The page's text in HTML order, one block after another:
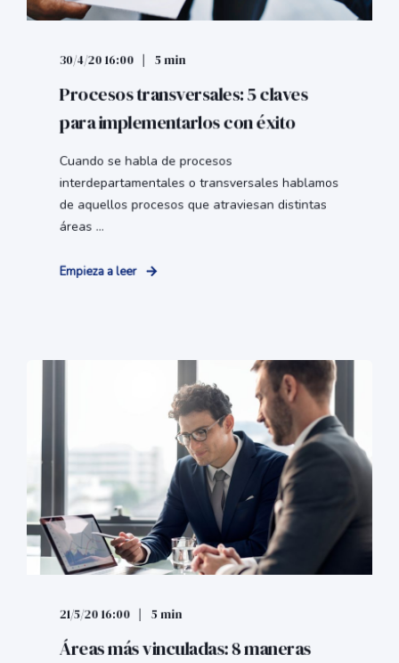
30/4/20 16:00 5 min
Procesos transversales: 5 claves
para implementarlos con éxito
Cuando se habla de procesos
interdepartamentales o transversales hablamos
de aquellos procesos que atraviesan distintas
áreas ...
Empieza a leer
21/5/20 16:00 5 min
Áreas más vinculadas: 8 maneras